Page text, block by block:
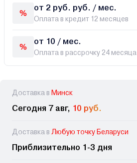
от 2 руб. руб. / мес.
Оплата в кредит 12 месяцев
от 10 / мес.
Оплата в рассрочку 24 месяца
Доставка в Минск
Сегодня 7 авг, 10 руб.
Доставка в Любую точку Беларуси
Приблизительно 1-3 дня